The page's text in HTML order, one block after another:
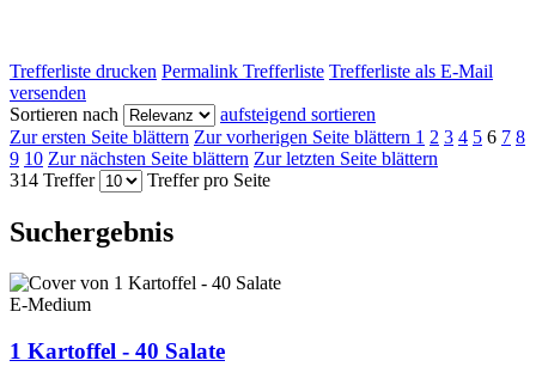
Trefferliste drucken Permalink Trefferliste Trefferliste als E-Mail
versenden
Sortieren nach
aufsteigend sortieren
Zur ersten Seite blättern Zur vorherigen Seite blättern 1 2 3 4 5 6 7 8
9 10 Zur nächsten Seite blättern Zur letzten Seite blättern
314 Treffer
Treffer pro Seite
Suchergebnis
E-Medium
1 Kartoffel - 40 Salate